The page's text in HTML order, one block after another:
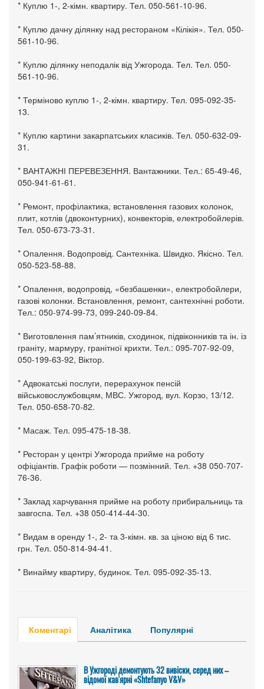
* Куплю 1-, 2-кімн. квартиру. Тел. 050-561-10-96.
* Куплю дачну ділянку над рестораном «Кілікія». Тел. 050-
561-10-96.
* Куплю ділянку неподалік від Ужгорода. Тел. Тел. 050-
561-10-96.
* Терміново куплю 1-, 2-кімн. квартиру. Тел. 095-092-35-
13.
* Куплю картини закарпатських класиків. Тел. 050-632-09-
31.
* ВАНТАЖНІ ПЕРЕВЕЗЕННЯ. Вантажники. Тел.: 65-49-46,
050-941-61-61.
* Ремонт, профілактика, встановлення газових колонок,
плит, котлів (двоконтурних), конвекторів, електробойлерів.
Тел. 050-673-73-31.
* Опалення. Водопровід. Сантехніка. Швидко. Якісно. Тел.
050-523-58-88.
* Опалення, водопровід, «безбашенки», електробойлери,
газові колонки. Встановлення, ремонт, сантехнічні роботи.
Тел.: 050-974-99-73, 099-240-09-84.
* Виготовлення пам’ятників, сходинок, підвіконників та ін. із
граніту, мармуру, гранітної крихти. Тел.: 095-707-92-09,
050-199-63-92, Віктор.
* Адвокатські послуги, перерахунок пенсій
військовослужбовцям, МВС. Ужгород, вул. Корзо, 13/12.
Тел. 050-658-70-82.
* Масаж. Тел. 095-475-18-38.
* Ресторан у центрі Ужгорода прийме на роботу
офіціантів. Графік роботи — позмінний. Тел. +38 050-707-
76-36.
* Заклад харчування прийме на роботу прибиральниць та
завгоспа. Тел. +38 050-414-44-30.
* Видам в оренду 1-, 2- та 3-кімн. кв. за ціною від 6 тис.
грн. Тел. 050-814-94-41.
* Винайму квартиру, будинок. Тел. 095-092-35-13.
Коментарі Аналітика Популярні
В Ужгороді демонтують 32 вивіски, серед них –
відомої кав'ярні «Shtefanyo V&V»